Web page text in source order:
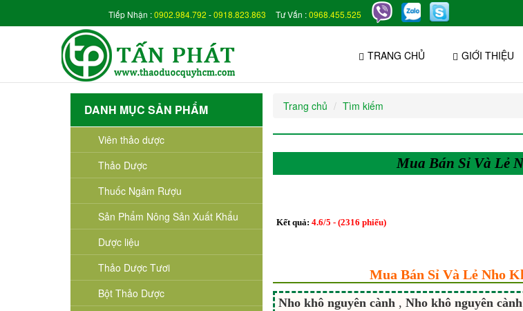
Tiếp Nhận :0902.984.792 -0918.823.863 Tư Vấn :0968.455.525
TRANG CHỦ GIỚI THIỆU
DANH MỤC SẢN PHẨM
Viên thảo dược
Thảo Dược
Thuốc Ngâm Rượu
Sản Phẩm Nông Sản Xuất Khẩu
Dược liệu
Thảo Dược Tươi
Bột Thảo Dược
Trang chủ Tìm kiếm
Mua Bán Sỉ Và Lẻ
Kết quả: 4.6/5 - (2316 phiếu)
Mua Bán Sỉ Và Lẻ Nho
Nho khô nguyên cành , Nho khô nguyên cành